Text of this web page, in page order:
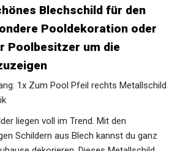
Blechschild für den
Pooldekoration oder
Poolbesitzer um die
1x Zum Pool Pfeil rechts Metallschild
liegen voll im Trend. Mit den
Schildern aus Blech kannst du ganz